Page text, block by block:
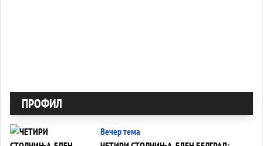
ПРОФИЛ
Вечер тема